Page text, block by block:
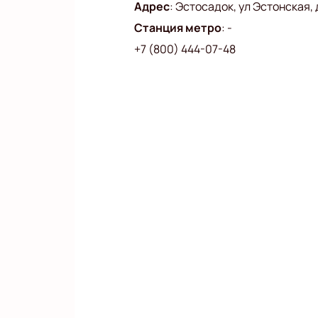
Адрес:Эстосадок, ул Эстонская,
Станция метро: -
+7 (800) 444-07-48